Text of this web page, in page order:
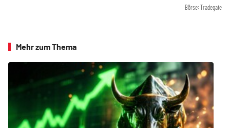
Börse: Tradegate
Mehr zum Thema